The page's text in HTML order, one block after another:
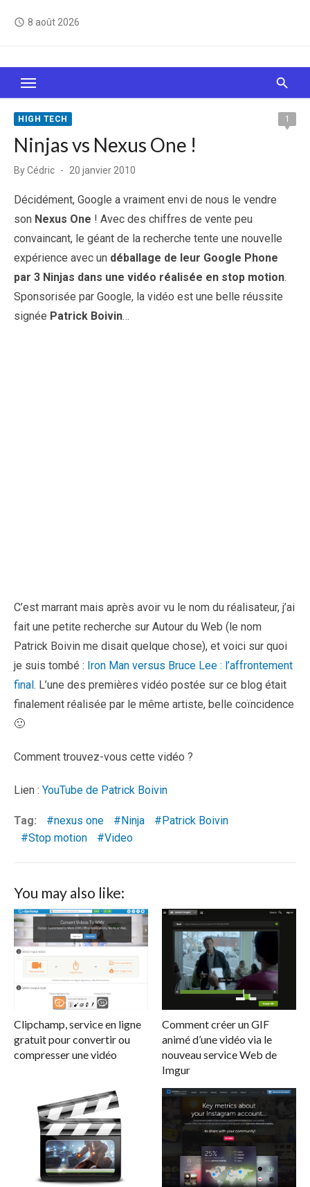
access_time 8 août 2026
Le Web, c'est comme une boîte de chocolats… On
sait jamais sur quoi on va tomber !
HIGH TECH 1
Ninjas vs Nexus One !
ByCédric
Posted
20 janvier 2010
Décidément, Google a vraiment envi de nous le vendre
son Nexus One ! Avec des chiffres de vente peu
convaincant, le géant de la recherche tente une nouvelle
expérience avec un déballage de leur Google Phone
par 3 Ninjas dans une vidéo réalisée en stop motion.
Sponsorisée par Google, la vidéo est une belle réussite
signée Patrick Boivin…
C’est marrant mais après avoir vu le nom du réalisateur, j’ai
fait une petite recherche sur Autour du Web (le nom
Patrick Boivin me disait quelque chose), et voici sur quoi
je suis tombé : Iron Man versus Bruce Lee : l’affrontement
final . L’une des premières vidéo postée sur ce blog était
finalement réalisée par le même artiste, belle coïncidence
🙂
Comment trouvez-vous cette vidéo ?
Lien : YouTube de Patrick Boivin
Tag: nexus one Ninja
Patrick Boivin
Stop motion
Video
You may also like:
Clipchamp, service en ligne
gratuit pour convertir ou
compresser une vidéo
Comment créer un GIF
animé d’une vidéo via le
nouveau service Web de
Imgur